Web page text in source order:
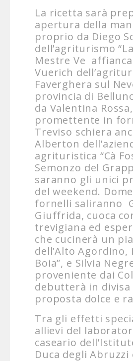
La ricetta sarà
apertura della
proprio da Diego
dell’agriturismo
Mestre Ve
Vuerich
Faverghera sul
provincia di
da Valentina
promettente in
Treviso schiera
Alberton
agrituristica “Cà
Semonzo del
saranno gli unici
del weekend.
fornelli saliranno
Giuffrida, cuoca
trevigiana ed
che cucinerà un
dell’Alto Agordino,
Boia”, e Silvia
proveniente dai
debutterà in divisa
proposta dolce e
Tra gli effetti
allievi del
caseario
Duca degli Abruzzi